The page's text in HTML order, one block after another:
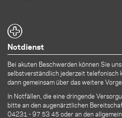
Notdienst
Bei akuten Beschwerden können Sie
selbstverständlich jederzeit telefonisch
dann gemeinsam über das weitere
In Notfällen, die eine dringende
bitte an den augenärztlichen
04231 - 97 53 45oder an den